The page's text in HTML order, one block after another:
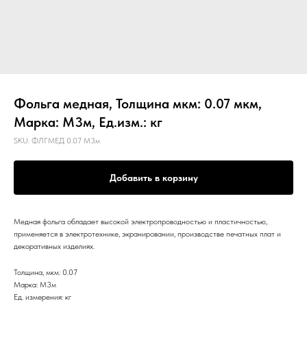
Фольга медная, Толщина мкм: 0.07 мкм,
Марка: М3м, Ед.изм.: кг
SKU: ФЛГМЕД 0.07 М3м
Добавить в корзину
Медная фольга обладает высокой электропроводностью и пластичностью,
применяется в электротехнике, экранировании, производстве печатных плат и
декоративных изделиях.
Толщина, мкм: 0.07
Марка: М3м
Ед. измерения: кг